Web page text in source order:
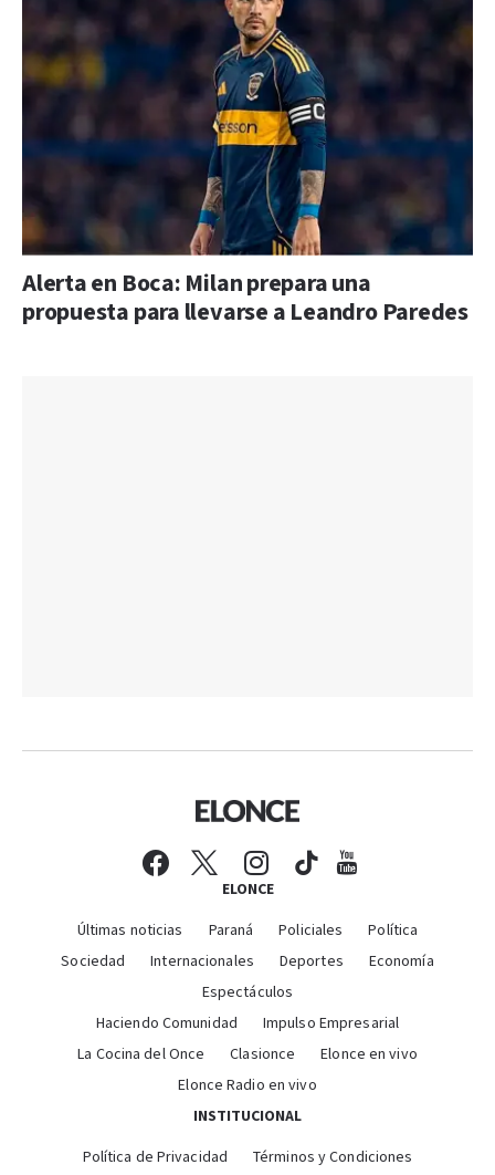
Alerta en Boca: Milan prepara una
propuesta para llevarse a Leandro Paredes
ELONCE
Últimas noticias Paraná Policiales
Política
Sociedad
Internacionales Deportes
Economía
Espectáculos
Haciendo Comunidad
Impulso Empresarial
La Cocina del Once
Clasionce
Elonce en vivo
Elonce Radio en vivo
INSTITUCIONAL
Política de Privacidad Términos y Condiciones